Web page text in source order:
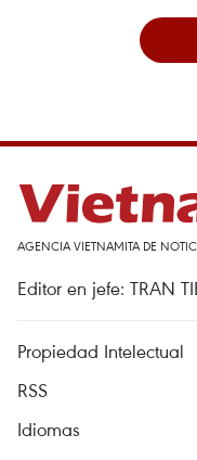
AGENCIA VIETNAMITA DE
Editor en jefe: TRAN
Propiedad Intelectual
RSS
Idiomas